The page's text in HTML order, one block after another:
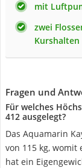
mit
zwei
Kurshalten
Fragen und
Für welches
412 ausgelegt?
Das Aquamarin
von 115 kg, womit
hat ein